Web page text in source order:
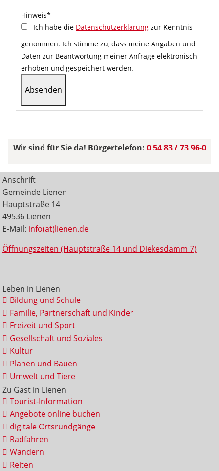
Hinweis*
Ich habe die Datenschutzerklärung zur Kenntnis
genommen. Ich stimme zu, dass meine Angaben und
Daten zur Beantwortung meiner Anfrage elektronisch
erhoben und gespeichert werden.
Wir sind für Sie da! Bürgertelefon: 0 54 83 / 73 96-0
Anschrift
Gemeinde Lienen
Hauptstraße 14
49536 Lienen
E-Mail: info(at)lienen.de
Öffnungszeiten (Hauptstraße 14 und Diekesdamm 7)
Leben in Lienen
Bildung und Schule
Familie, Partnerschaft und Kinder
Freizeit und Sport
Gesellschaft und Soziales
Kultur
Planen und Bauen
Umwelt und Tiere
Zu Gast in Lienen
Tourist-Information
Angebote online buchen
digitale Ortsrundgänge
Radfahren
Wandern
Reiten